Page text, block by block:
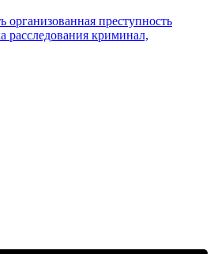
организованная преступность
расследования криминал,